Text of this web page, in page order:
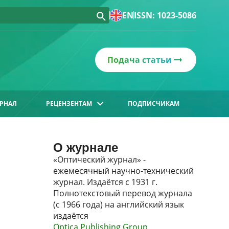
ENISSN: 1023-5086
Подача статьи
РЕЦЕНЗЕНТАМ ПОДПИСЧИКАМ
О журнале
«Оптический журнал» -
ежемесячный научно-технический
журнал. Издаётся с 1931 г.
Полнотекстовый перевод журнала
(с 1966 года) на английский язык
издаётся